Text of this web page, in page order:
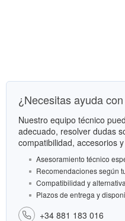
¿Necesitas ayuda
Nuestro equipo técnico
adecuado, resolver dudas
compatibilidad, accesorios
Asesoramiento técnico
Recomendaciones según
Compatibilidad y
Plazos de entrega y
+34 881 183 016